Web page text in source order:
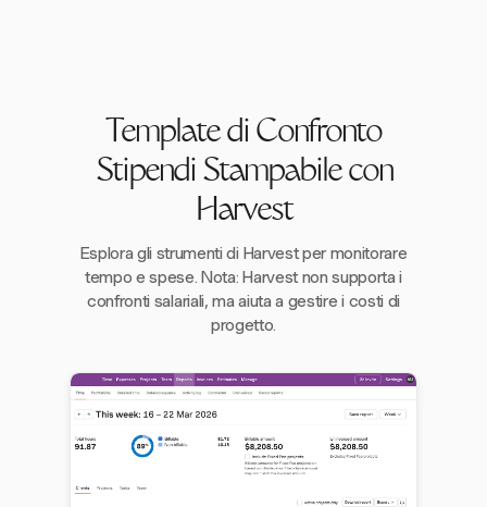
Template di Confronto
Stipendi Stampabile con
Harvest
Esplora gli strumenti di Harvest per monitorare
tempo e spese. Nota: Harvest non supporta i
confronti salariali, ma aiuta a gestire i costi di
progetto.